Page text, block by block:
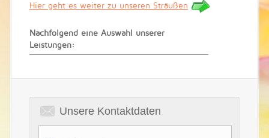
Hier geht es weiter zu unseren Sträußen
Nachfolgend eine Auswahl unserer
Leistungen:
Unsere Kontaktdaten